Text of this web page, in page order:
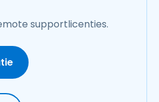
supportlicenties.